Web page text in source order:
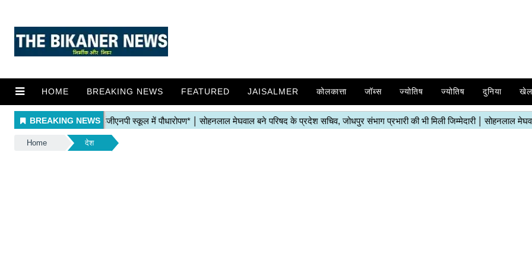
HOME BREAKING NEWS FEATURED JAISALMER कोलकात्ता जॉब्स ज्योतिष ज्योतिष दुनिया खेल
Home देश